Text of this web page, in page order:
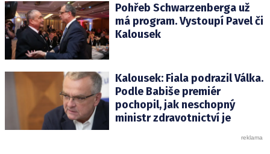
Pohřeb Schwarzenberga už
má program. Vystoupí Pavel či
Kalousek
Kalousek: Fiala podrazil Válka.
Podle Babiše premiér
pochopil, jak neschopný
ministr zdravotnictví je